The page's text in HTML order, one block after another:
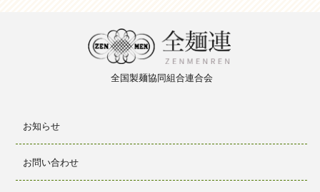
全国製麺協同組合連合会
お知らせ
お問い合わせ